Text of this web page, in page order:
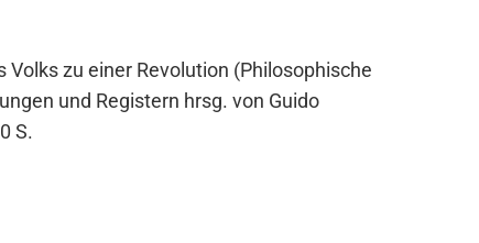
zu einer Revo­lu­ti­on (Phi­lo­so­phi­sche
und Regis­tern hrsg. von Gui­do
S.